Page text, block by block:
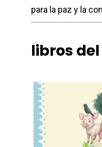
para la paz y la
libros